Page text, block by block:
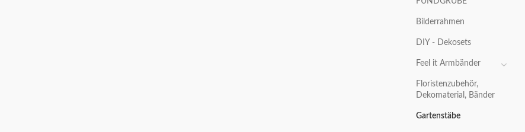
Bilderrahmen
DIY - Dekosets
Feel it Armbänder
Floristenzubehör,
Dekomaterial, Bänder
Gartenstäbe